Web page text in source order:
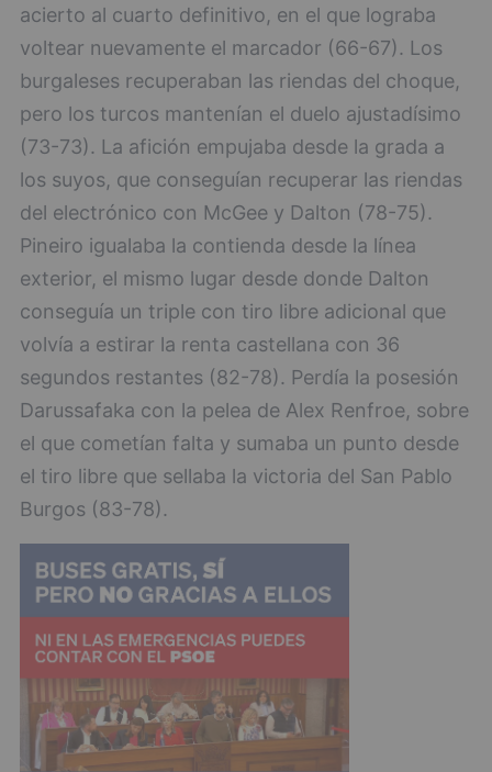
acierto al cuarto definitivo, en el que lograba
voltear nuevamente el marcador (66-67). Los
burgaleses recuperaban las riendas del choque,
pero los turcos mantenían el duelo ajustadísimo
(73-73). La afición empujaba desde la grada a
los suyos, que conseguían recuperar las riendas
del electrónico con McGee y Dalton (78-75).
Pineiro igualaba la contienda desde la línea
exterior, el mismo lugar desde donde Dalton
conseguía un triple con tiro libre adicional que
volvía a estirar la renta castellana con 36
segundos restantes (82-78). Perdía la posesión
Darussafaka con la pelea de Alex Renfroe, sobre
el que cometían falta y sumaba un punto desde
el tiro libre que sellaba la victoria del San Pablo
Burgos (83-78).